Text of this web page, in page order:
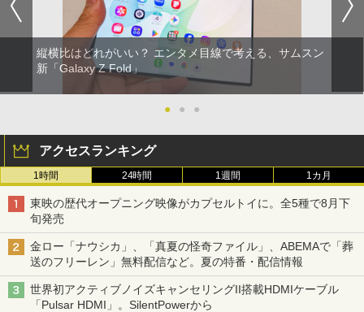
縦横比はどれがいい？ エンタメ目線で考える、サムスン
新「Galaxy Z Fold」
● ● ●
アクセスランキング
1時間 24時間 1週間 1カ月
東映の歴代オープニング映像がカプセルトイに。全5種で8月下
旬発売
金ロー「ナウシカ」、「真夏の怪奇ファイル」、ABEMAで「葬
送のフリーレン」無料配信など。夏の特番・配信情報
世界初アクティブノイズキャンセリングII搭載HDMIケーブル
「Pulsar HDMI」。SilentPowerから